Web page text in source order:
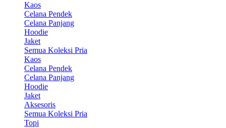
Kaos
Celana Pendek
Celana Panjang
Hoodie
Jaket
Semua Koleksi Pria
Kaos
Celana Pendek
Celana Panjang
Hoodie
Jaket
Aksesoris
Semua Koleksi Pria
Topi